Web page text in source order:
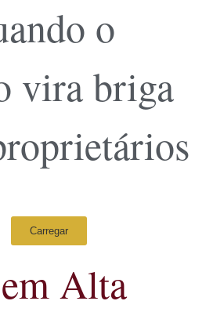
o
vira briga
Carregar
Alta